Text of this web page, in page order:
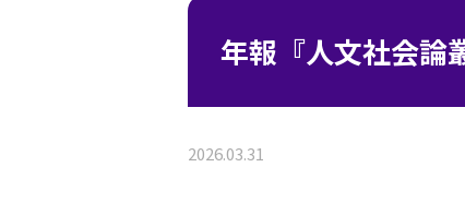
年報『人文社会論
2026.03.31